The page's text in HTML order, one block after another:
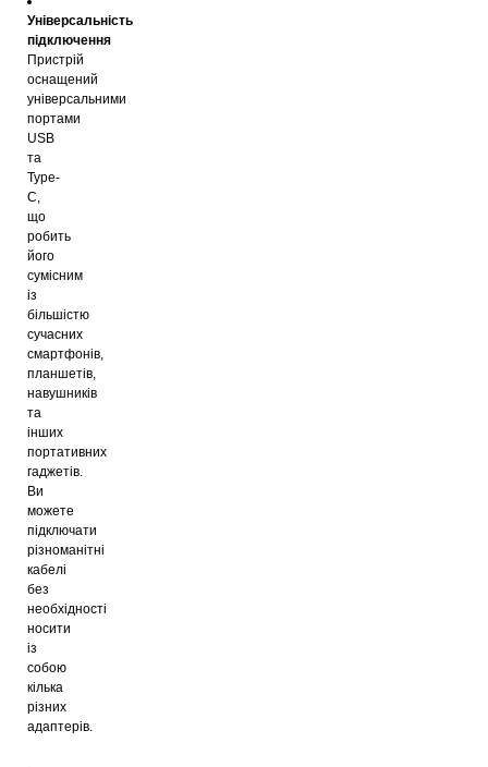
Універсальність
підключення
Пристрій
оснащений
універсальними
портами
USB
та
Type-
C,
що
робить
його
сумісним
із
більшістю
сучасних
смартфонів,
планшетів,
навушників
та
інших
портативних
гаджетів.
Ви
можете
підключати
різноманітні
кабелі
без
необхідності
носити
із
собою
кілька
різних
адаптерів.